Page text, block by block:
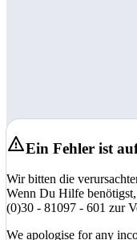
Ein Fehler ist
Wir bitten die
Wenn Du Hilfe
(0)30 - 81097 - 601 zur
We apologise for any